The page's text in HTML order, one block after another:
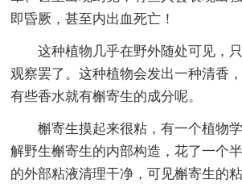
即昏厥，甚至内出血死亡！
这种植物几乎在野外随处可见，
观察罢了。这种植物会发出一种清香
有些香水就有槲寄生的成分呢。
槲寄生摸起来很粘，有一个植物
解野生槲寄生的内部构造，花了一个
的外部粘液清理干净，可见槲寄生的